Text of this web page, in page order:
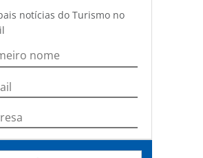
notícias do Turismo no